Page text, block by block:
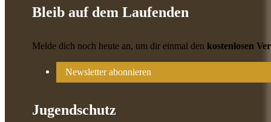
Bleib auf dem Laufenden
Melde dich noch heute an, um dir einmal denkostenlosen
Newsletter abonnieren
Jugendschutz